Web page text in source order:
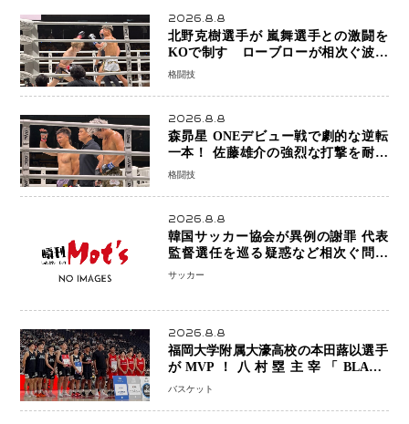
2026.8.8
北野克樹選手が 嵐舞選手との激闘を
KOで制す ローブローが相次ぐ波乱
の展開…涙の勝利「生まれてくる娘の
格闘技
2026.8.8
森昴星 ONEデビュー戦で劇的な逆転
一本！ 佐藤雄介の強烈な打撃を耐え
抜き、リアネイキッドチョークで勝利
格闘技
2026.8.8
韓国サッカー協会が異例の謝罪 代表
監督選任を巡る疑惑など相次ぐ問題
「組織の刷新」誓う
サッカー
2026.8.8
福岡大学附属大濠高校の本田蕗以選手
がMVP！八村塁主宰「BLACK
SAMURAI SUMMIT 2026」で存在
なった」
バスケット